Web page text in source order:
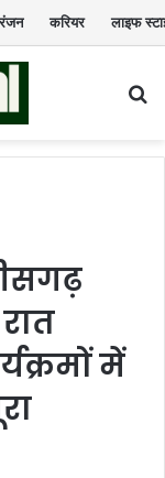
करियर लाइफ
में